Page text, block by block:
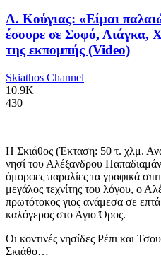
Α. Κούγιας: «Είμαι
έσουρε σε Σοφό, Λιάγκα,
της εκπομπής (Video)
Skiathos Channel
10.9K
430
Η Σκιάθος (Έκταση: 50 τ. χλμ.
νησί του Αλέξανδρου
όμορφες παραλίες τα γραφικά
μεγάλος τεχνίτης του λόγου, ο
πρωτότοκος γιος ανάμεσα σε
καλόγερος στο Άγιο Όρος.
Οι κοντινές νησίδες Ρέπι και
Σκιάθο…